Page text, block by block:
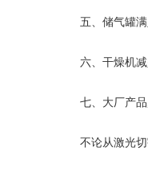
五、储气罐满足
六、干燥机减少
七、大厂产品,
不论从激光切割